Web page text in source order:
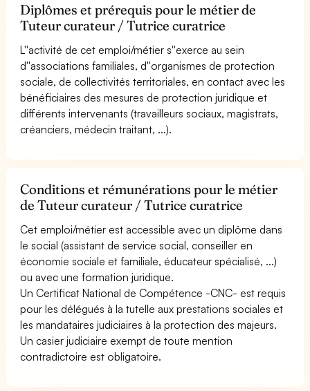
Diplômes et prérequis pour le métier de
Tuteur curateur / Tutrice curatrice
L''activité de cet emploi/métier s''exerce au sein
d''associations familiales, d''organismes de protection
sociale, de collectivités territoriales, en contact avec les
bénéficiaires des mesures de protection juridique et
différents intervenants (travailleurs sociaux, magistrats,
créanciers, médecin traitant, ...).
Conditions et rémunérations pour le métier
de Tuteur curateur / Tutrice curatrice
Cet emploi/métier est accessible avec un diplôme dans
le social (assistant de service social, conseiller en
économie sociale et familiale, éducateur spécialisé, ...)
ou avec une formation juridique.
Un Certificat National de Compétence -CNC- est requis
pour les délégués à la tutelle aux prestations sociales et
les mandataires judiciaires à la protection des majeurs.
Un casier judiciaire exempt de toute mention
contradictoire est obligatoire.